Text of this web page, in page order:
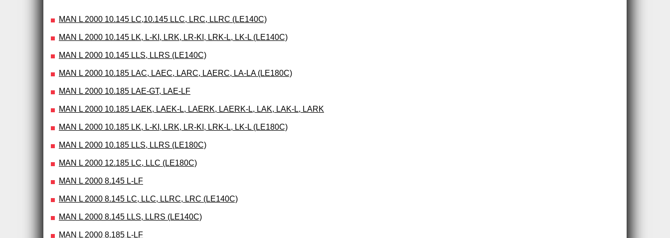
MAN L 2000 10.145 LC,10.145 LLC, LRC, LLRC (LE140C)
MAN L 2000 10.145 LK, L-KI, LRK, LR-KI, LRK-L, LK-L (LE140C)
MAN L 2000 10.145 LLS, LLRS (LE140C)
MAN L 2000 10.185 LAC, LAEC, LARC, LAERC, LA-LA (LE180C)
MAN L 2000 10.185 LAE-GT, LAE-LF
MAN L 2000 10.185 LAEK, LAEK-L, LAERK, LAERK-L, LAK, LAK-L, LARK
MAN L 2000 10.185 LK, L-KI, LRK, LR-KI, LRK-L, LK-L (LE180C)
MAN L 2000 10.185 LLS, LLRS (LE180C)
MAN L 2000 12.185 LC, LLC (LE180C)
MAN L 2000 8.145 L-LF
MAN L 2000 8.145 LC, LLC, LLRC, LRC (LE140C)
MAN L 2000 8.145 LLS, LLRS (LE140C)
MAN L 2000 8.185 L-LF